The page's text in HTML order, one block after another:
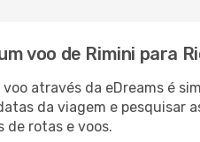
voo de Rimini para
voo através da eDreams é
da viagem e pesquisar
de rotas e voos.